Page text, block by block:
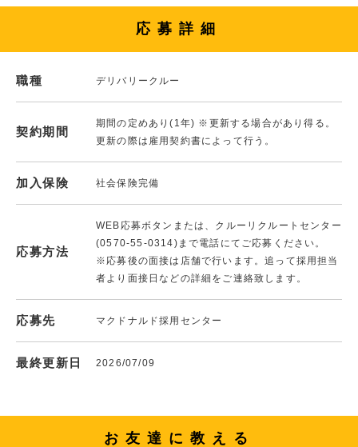
応募詳細
職種 デリバリークルー
契約期間
期間の定めあり(1年) ※更新する場合があり得る。
更新の際は雇用契約書によって行う。
加入保険 社会保険完備
応募方法
WEB応募ボタンまたは、クルーリクルートセンター
(0570-55-0314)まで電話にてご応募ください。
※応募後の面接は店舗で行います。追って採用担当
者より面接日などの詳細をご連絡致します。
応募先 マクドナルド採用センター
最終更新日 2026/07/09
お友達に教える